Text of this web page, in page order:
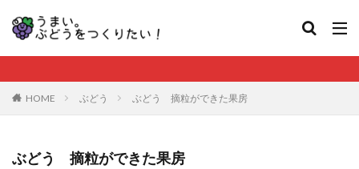
HOME ぶどう ぶどう 摘粒ができた果房
ぶどう 摘粒ができた果房